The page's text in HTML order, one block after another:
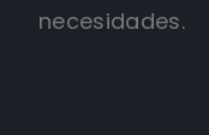
necesidades.